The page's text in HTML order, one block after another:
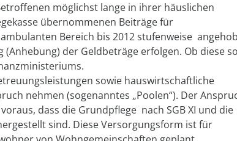
möglichst lange in ihrer häuslichen
übernommenen Beiträge für
Bereich bis 2012 stufenweise
der Geldbeträge erfolgen. Ob diese so
sowie hauswirtschaftliche
nehmen (sogenanntes „Poolen“). Der
dass die Grundpflege nach SGB XI und die
sind. Diese Versorgungsform ist für